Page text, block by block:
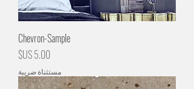
Chevron-Sample
السعر
مستثناة ضريبة